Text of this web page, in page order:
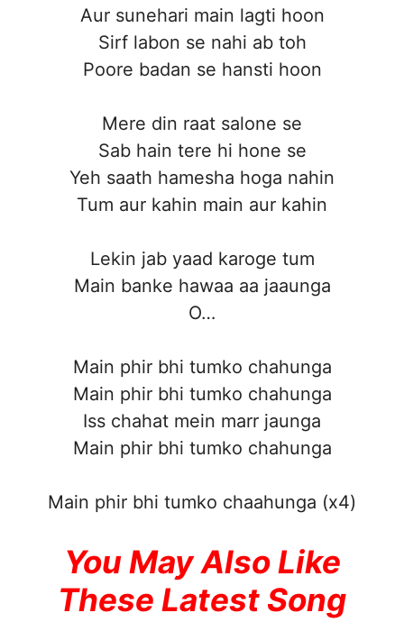
Aur sunehari main lagti hoon
Sirf labon se nahi ab toh
Poore badan se hansti hoon
Mere din raat salone se
Sab hain tere hi hone se
Yeh saath hamesha hoga nahin
Tum aur kahin main aur kahin
Lekin jab yaad karoge tum
Main banke hawaa aa jaaunga
O…
Main phir bhi tumko chahunga
Main phir bhi tumko chahunga
Iss chahat mein marr jaunga
Main phir bhi tumko chahunga
Main phir bhi tumko chaahunga (x4)
You May Also Like
These Latest Song